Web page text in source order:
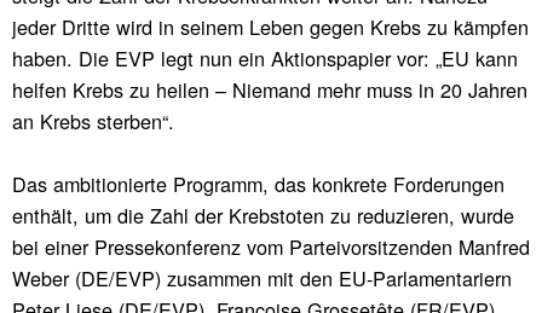
jeder Dritte wird in seinem Leben gegen Krebs zu kämpfen
haben. Die EVP legt nun ein Aktionspapier vor: „EU kann
helfen Krebs zu heilen – Niemand mehr muss in 20 Jahren
an Krebs sterben“.
Das ambitionierte Programm, das konkrete Forderungen
enthält, um die Zahl der Krebstoten zu reduzieren, wurde
bei einer Pressekonferenz vom Parteivorsitzenden Manfred
Weber (DE/EVP) zusammen mit den EU-Parlamentariern